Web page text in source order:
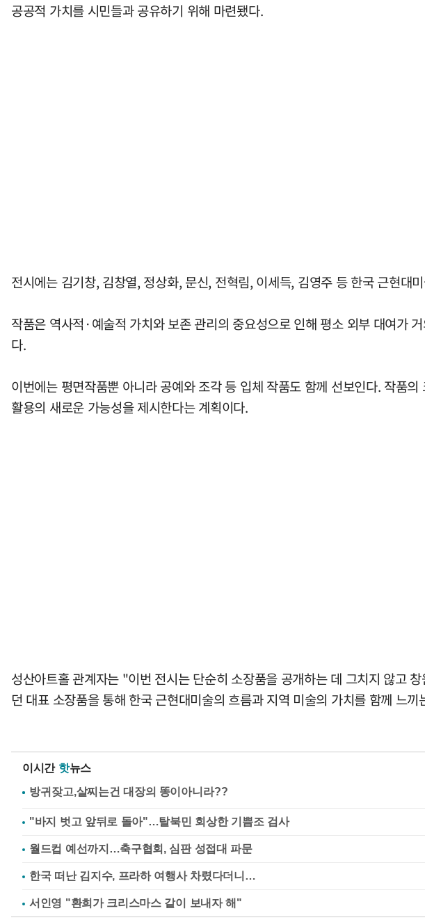
공공적 가치를 시민들과 공유하기 위해 마련됐다.
전시에는 김기창, 김창열, 정상화, 문신, 전혁림, 이세득, 김영주 등 한국 근현대
작품은 역사적·예술적 가치와 보존 관리의 중요성으로 인해 평소 외부 대여가
다.
이번에는 평면작품뿐 아니라 공예와 조각 등 입체 작품도 함께 선보인다. 작품
활용의 새로운 가능성을 제시한다는 계획이다.
성산아트홀 관계자는 "이번 전시는 단순히 소장품을 공개하는 데 그치지 않고
던 대표 소장품을 통해 한국 근현대미술의 흐름과 지역 미술의 가치를 함께 느
이시간 핫뉴스
"바지 벗고 앞뒤로 돌아"…탈북민 회상한 기쁨조 검사
월드컵 예선까지…축구협회, 심판 성접대 파문
한국 떠난 김지수, 프라하 여행사 차렸다더니…
서인영 "환희가 크리스마스 같이 보내자 해"